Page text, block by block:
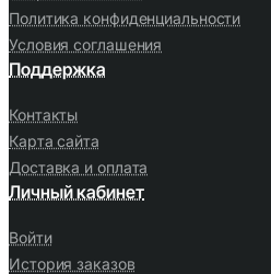
Политика конфиденциальности
Условия соглашения
Поддержка
Контакты
Карта сайта
Доставка и оплата
Личный кабинет
Войти
История заказов